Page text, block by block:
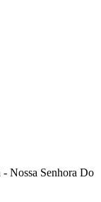
Nossa Senhora Do